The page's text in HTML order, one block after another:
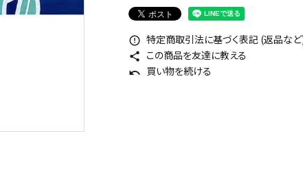
error_outline 特定商取引法に基づく表記 (返品な
share この商品を友達に教える
undo 買い物を続ける